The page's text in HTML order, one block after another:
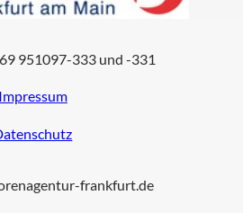
951097-333 und -331
Impressum
frankfurt.de